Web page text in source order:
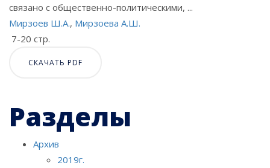
связано с общественно-политическими, ...
Мирзоев Ш.А., Мирзоева А.Ш.
7-20 стр.
СКАЧАТЬ PDF
Разделы
Архив
2019г.